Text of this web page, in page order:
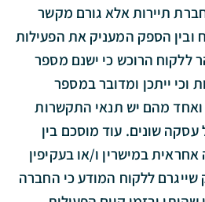
תיירות אלא גורם מקשר
ובין הספק המעניק את הפעילות
ללקוח הרוכש כי ישנם מספר
וכי ייתכן ומדובר במספר
ואחד מהם יש תנאי התקשרות
עסקה שונים. עוד מוסכם בין
במישרין ו/או בעקיפין
ללקוח המודע כי החברה